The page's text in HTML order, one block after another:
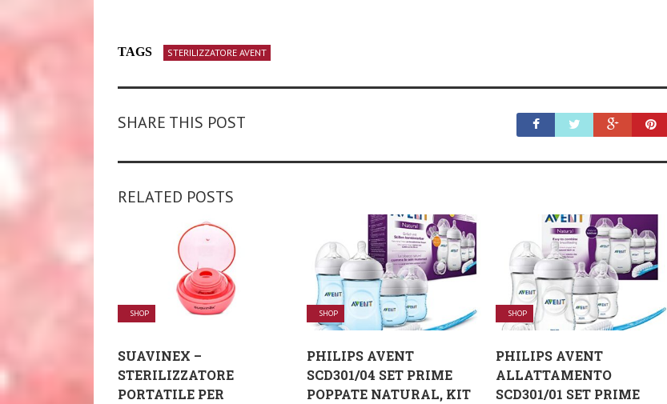
TAGS STERILIZZATORE AVENT
SHARE THIS POST
RELATED POSTS
SHOP
SUAVINEX –
STERILIZZATORE
PORTATILE PER
SHOP
PHILIPS AVENT
SCD301/04 SET PRIME
POPPATE NATURAL, KIT
SHOP
PHILIPS AVENT
ALLATTAMENTO
SCD301/01 SET PRIME